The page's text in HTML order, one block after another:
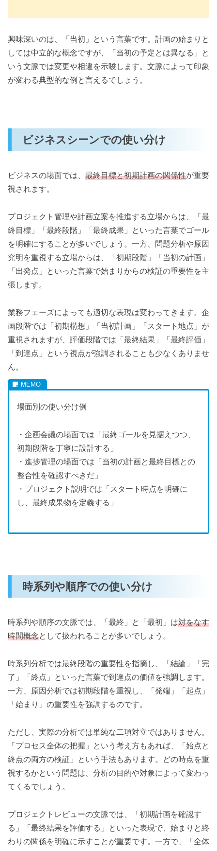
興味深いのは、「当初」という言葉です。計画の始まりと
しては中立的な概念ですが、「当初の予定とは異なる」と
いう文脈では変更や相違を示唆します。文脈によって印象
が変わる典型的な例と言えるでしょう。
ビジネスシーンでの使い分け
ビジネスの場面では、 最終目標と初期計画の関係性が重要
視されます。
プロジェクト管理や計画立案を推進する立場からは、「最
終目標」「最終段階」「最終成果」といった言葉でゴール
を明確にすることが多いでしょう。一方、問題分析や原因
究明を重視する立場からは、「初期段階」「当初の計画」
「出発点」といった言葉で始まりからの検証の重要性を主
張します。
業務フェーズによっても適切な表現は変わってきます。企
画段階では「初期構想」「当初計画」「スタート地点」が
重視されますが、評価段階では「最終結果」「最終評価」
「到達点」という視点が強調されることも少なくありませ
ん。
場面別の使い分け例
・企画会議の場面では「最終ゴールを見据えつつ、
初期段階を丁寧に設計する」
・進捗管理の場面では「当初の計画と最終目標との
整合性を確認すべきだ」
・プロジェクト説明では「スタート時点を明確に
し、最終成果物を定義する」
時系列や順序での使い分け
時系列や順序の文脈では、「最終」と「最初」は対をなす
時間概念として扱われることが多いでしょう。
時系列分析では最終段階の重要性を指摘し、「結論」「完
了」「終点」といった言葉で到達点の価値を強調します。
一方、原因分析では初期段階を重視し、「発端」「起点」
「始まり」の重要性を強調するのです。
ただし、実際の分析では単純な二項対立ではありません。
「プロセス全体の把握」という考え方もあれば、「始点と
終点の両方の検証」という手法もあります。どの時点を重
視するかという問題は、分析の目的や対象によって変わっ
てくるでしょう。
プロジェクトレビューの文脈では、「初期計画を確認す
る」「最終結果を評価する」といった表現で、始まりと終
わりの関係を明確に示すことが重要です。一方で、「全体